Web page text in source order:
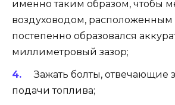
именно таким образом, чтобы
воздуховодом, расположенным
постепенно образовался
миллиметровый зазор;
Зажать болты, отвечающие
подачи топлива;